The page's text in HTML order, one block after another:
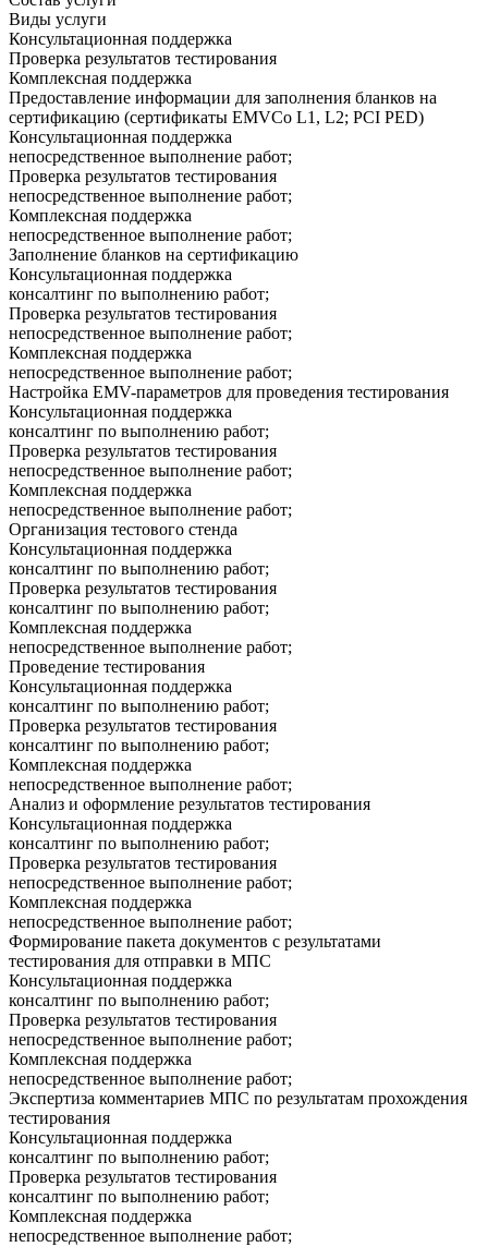
Виды услуги
Консультационная поддержка
Проверка результатов тестирования
Комплексная поддержка
Предоставление информации для заполнения бланков на
сертификацию (сертификаты EMVCo L1, L2; PCI PED)
Консультационная поддержка
непосредственное выполнение работ;
Проверка результатов тестирования
непосредственное выполнение работ;
Комплексная поддержка
непосредственное выполнение работ;
Заполнение бланков на сертификацию
Консультационная поддержка
консалтинг по выполнению работ;
Проверка результатов тестирования
непосредственное выполнение работ;
Комплексная поддержка
непосредственное выполнение работ;
Настройка EMV-параметров для проведения тестирования
Консультационная поддержка
консалтинг по выполнению работ;
Проверка результатов тестирования
непосредственное выполнение работ;
Комплексная поддержка
непосредственное выполнение работ;
Организация тестового стенда
Консультационная поддержка
консалтинг по выполнению работ;
Проверка результатов тестирования
консалтинг по выполнению работ;
Комплексная поддержка
непосредственное выполнение работ;
Проведение тестирования
Консультационная поддержка
консалтинг по выполнению работ;
Проверка результатов тестирования
консалтинг по выполнению работ;
Комплексная поддержка
непосредственное выполнение работ;
Анализ и оформление результатов тестирования
Консультационная поддержка
консалтинг по выполнению работ;
Проверка результатов тестирования
непосредственное выполнение работ;
Комплексная поддержка
непосредственное выполнение работ;
Формирование пакета документов с результатами
тестирования для отправки в МПС
Консультационная поддержка
консалтинг по выполнению работ;
Проверка результатов тестирования
непосредственное выполнение работ;
Комплексная поддержка
непосредственное выполнение работ;
Экспертиза комментариев МПС по результатам прохождения
тестирования
Консультационная поддержка
консалтинг по выполнению работ;
Проверка результатов тестирования
консалтинг по выполнению работ;
Комплексная поддержка
непосредственное выполнение работ;